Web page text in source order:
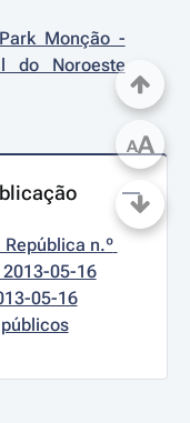
Monção -
do Noroeste
República n.º
05-16
05-16
AA